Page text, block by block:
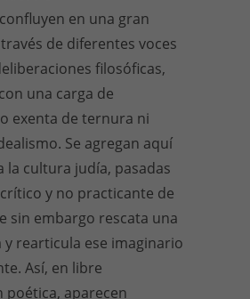
en una gran
de diferentes voces
filosóficas,
una carga de
exenta de ternura ni
Se agregan aquí
la cultura judía, pasadas
y no practicante de
sin embargo rescata una
y rearticula ese imaginario
Así, en libre
poética, aparecen